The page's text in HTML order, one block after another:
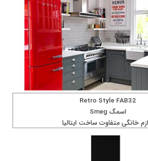
Retro Style FAB32
اسمگ Smeg
خانگی متفاوت ساخت ايتاليا